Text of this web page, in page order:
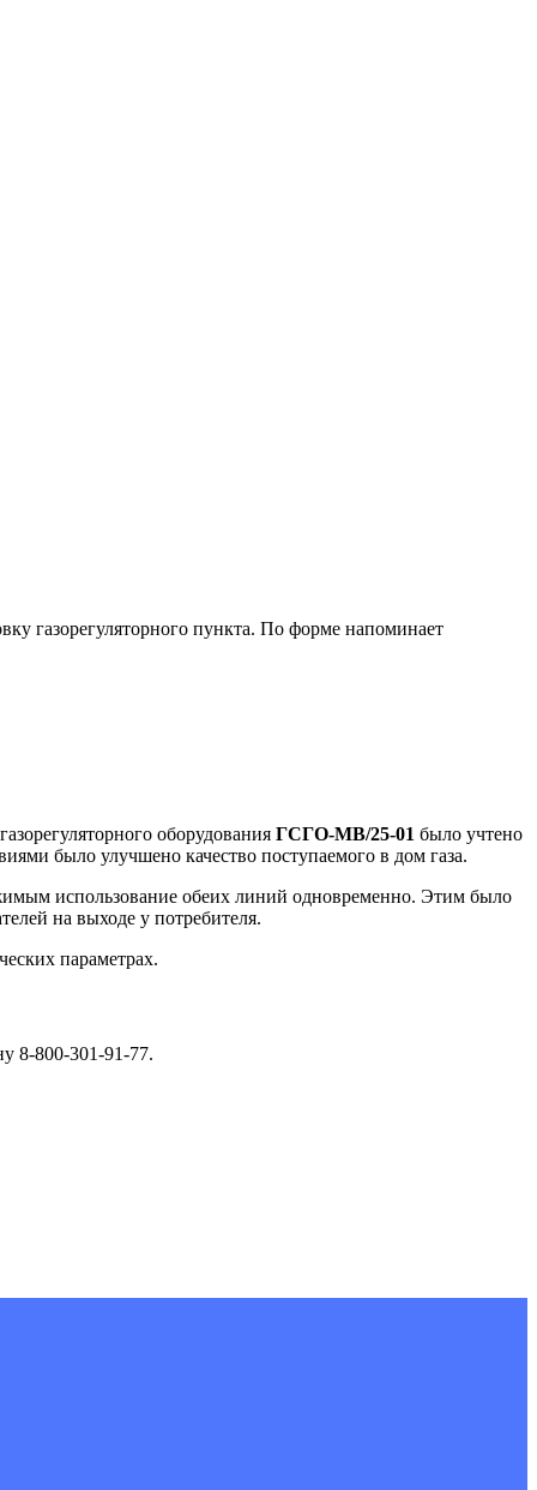
газорегуляторного пункта. По форме напоминает
оборудования ГСГО-МВ/25-01 было учтено
было улучшено качество поступаемого в дом газа.
использование обеих линий одновременно. Этим было
на выходе у потребителя.
параметрах.
8-800-301-91-77.